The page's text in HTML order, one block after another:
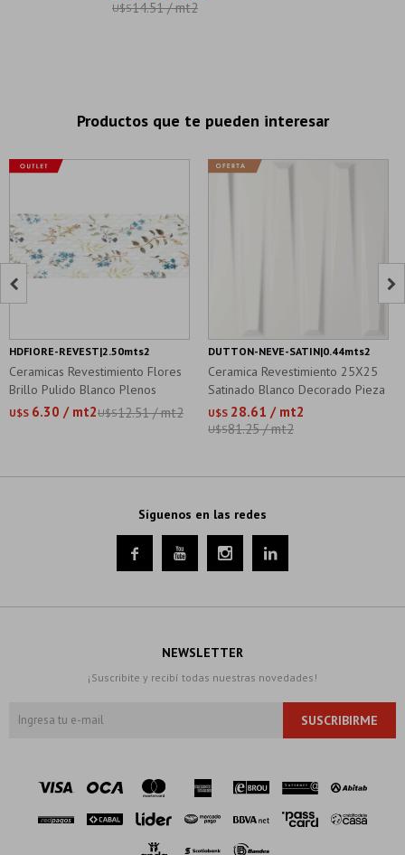
U$S14.51 / mt2
Productos que te pueden interesar
Ceramicas Revestimiento Flores
Brillo Pulido Blanco Plenos
U$S 6.30 / mt2U$S12.51 / mt2
HDFIORE-REVEST|2.50mts2
Ceramica Revestimiento 25X25
Satinado Blanco Decorado Pieza
U$S 28.61 / mt2
U$S81.25 / mt2
DUTTON-NEVE-SATIN|0.44mts2
 
Síguenos en las redes
   
NEWSLETTER
¡Suscribite y recibí todas nuestras novedades!
SUSCRIBIRME